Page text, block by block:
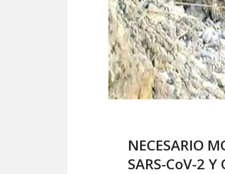
NECESARIO
SARS-CoV-2 Y